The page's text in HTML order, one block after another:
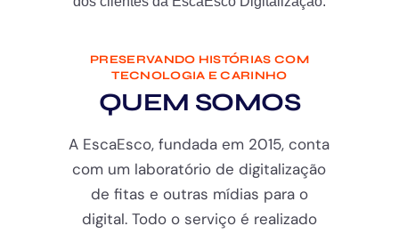
PRESERVANDO HISTÓRIAS COM
TECNOLOGIA E CARINHO
QUEM SOMOS
A EscaEsco, fundada em 2015, conta
com um laboratório de digitalização
de fitas e outras mídias para o
digital. Todo o serviço é realizado